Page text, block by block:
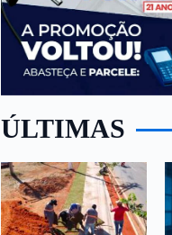
ÚLTIMAS